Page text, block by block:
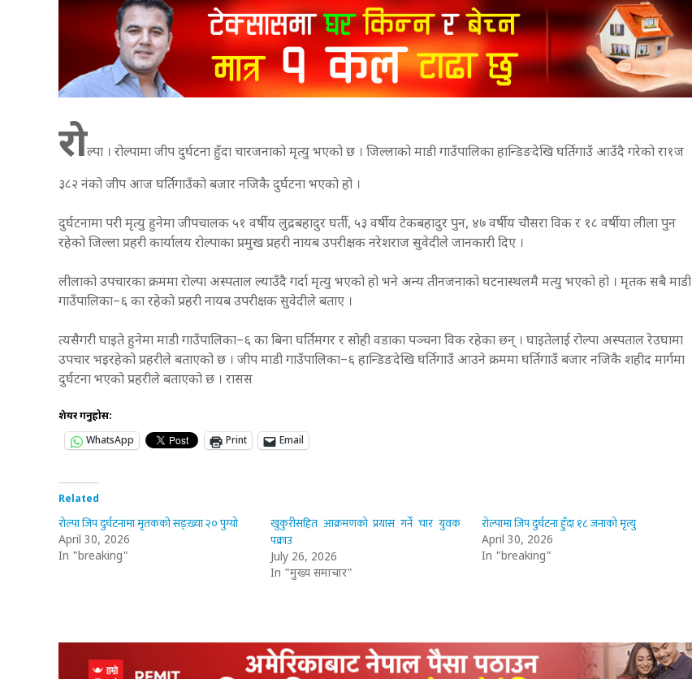
रोल्पा । रोल्पामा जीप दुर्घटना हुँदा चारजनाको मृत्यु भएको छ । जिल्लाको माडी गाउँपालिका हान्डिङदेखि घर्तिगाउँ आउँदै गरेको रा१ज
३८२ नंको जीप आज घर्तिगाउँको बजार नजिकै दुर्घटना भएको हो ।
दुर्घटनामा परी मृत्यु हुनेमा जीपचालक ५१ वर्षीय लुद्रबहादुर घर्ती, ५३ वर्षीय टेकबहादुर पुन, ४७ वर्षीय चौसरा विक र १८ वर्षीया लीला पुन
रहेको जिल्ला प्रहरी कार्यालय रोल्पाका प्रमुख प्रहरी नायब उपरीक्षक नरेशराज सुवेदीले जानकारी दिए ।
लीलाको उपचारका क्रममा रोल्पा अस्पताल ल्याउँदै गर्दा मृत्यु भएको हो भने अन्य तीनजनाको घटनास्थलमै मत्यु भएको हो । मृतक सबै माडी
गाउँपालिका–६ का रहेको प्रहरी नायब उपरीक्षक सुवेदीले बताए ।
त्यसैगरी घाइते हुनेमा माडी गाउँपालिका–६ का बिना घर्तिमगर र सोही वडाका पञ्चना विक रहेका छन् । घाइतेलाई रोल्पा अस्पताल रेउघामा
उपचार भइरहेको प्रहरीले बताएको छ । जीप माडी गाउँपालिका–६ हान्डिङदेखि घर्तिगाउँ आउने क्रममा घर्तिगाउँ बजार नजिकै शहीद मार्गमा
दुर्घटना भएको प्रहरीले बताएको छ । रासस
शेयर गर्नुहोस:
WhatsApp
Print Email
Related
रोल्पा जिप दुर्घटनामा मृतकको सङ्ख्या २० पुग्यो
April 30, 2026
In "breaking"
खुकुरीसहित आक्रमणको प्रयास गर्ने चार युवक
पक्राउ
July 26, 2026
In "मुख्य समाचार"
रोल्पामा जिप दुर्घटना हुँदा १८ जनाको मृत्यु
April 30, 2026
In "breaking"